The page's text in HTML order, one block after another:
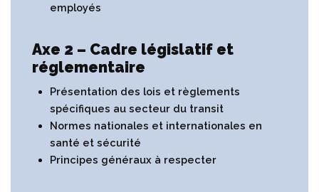
employés
Axe 2 – Cadre législatif et
réglementaire
Présentation des lois et règlements
spécifiques au secteur du transit
Normes nationales et internationales en
santé et sécurité
Principes généraux à respecter